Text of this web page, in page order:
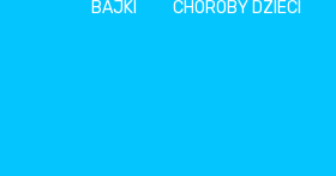
BAJKI CHOROBY DZIECI